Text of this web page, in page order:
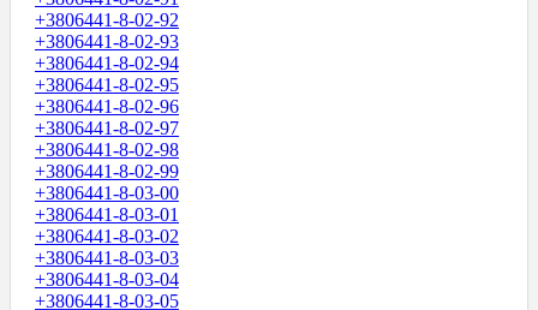
+3806441-8-02-92
+3806441-8-02-93
+3806441-8-02-94
+3806441-8-02-95
+3806441-8-02-96
+3806441-8-02-97
+3806441-8-02-98
+3806441-8-02-99
+3806441-8-03-00
+3806441-8-03-01
+3806441-8-03-02
+3806441-8-03-03
+3806441-8-03-04
+3806441-8-03-05